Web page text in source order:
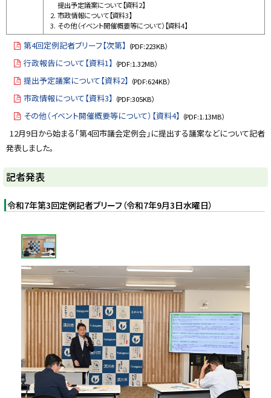
提出予定議案について【資料2】
市政情報について【資料3】
その他（イベント開催概要等について）【資料4】
第4回定例記者ブリーフ【次第】 （PDF:223KB）
行政報告について【資料1】 （PDF:1.32MB）
提出予定議案について【資料2】 （PDF:624KB）
市政情報について【資料3】 （PDF:305KB）
その他（イベント開催概要等について）【資料4】 （PDF:1.13MB）
12月9日から始まる「第4回市議会定例会」に提出する議案などについて記者
発表しました。
ト
ッ
プ
記者発表
令和7年第3回定例記者ブリーフ（令和7年9月3日水曜日）
画
像
ス
ラ
イ
集